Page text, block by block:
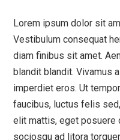
Lorem ipsum dolor sit
Vestibulum consequat
diam finibus sit amet.
blandit blandit. Vivamus
imperdiet eros. Ut
faucibus, luctus felis
elit mattis, eget posuere
sociosqu ad litora